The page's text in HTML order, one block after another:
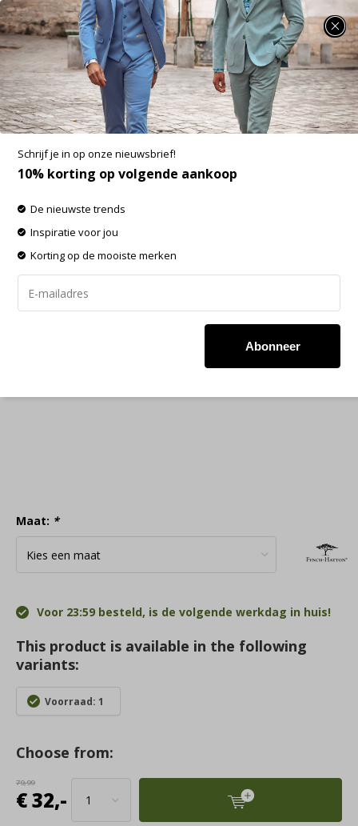
SUMMER SALE: 25% t/m 50% korting op heel veel zomerse items!
Fynch Hatton Pullover O-Neck Superfine Plus
Navy (1508 233 - 690)
Aan verlanglijst toevoegen
Maat: *
Voor 23:59 besteld, is de volgende werkdag in huis!
This product is available in the following
variants:
Voorraad: 1
Choose from:
79,99
€ 32,-
Schrijf je in op onze nieuwsbrief!
10% korting op volgende aankoop
De nieuwste trends
Inspiratie voor jou
Korting op de mooiste merken
Abonneer